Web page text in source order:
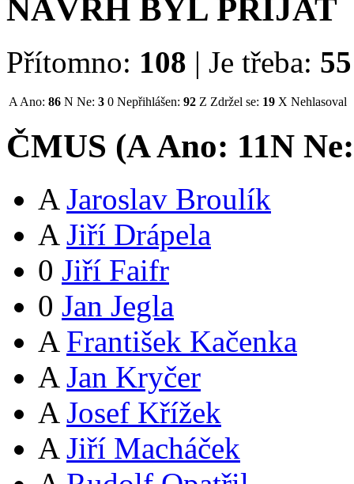
NÁVRH BYL PŘIJAT
Přítomno: 108 | Je třeba: 55
A Ano: 86 N Ne: 3 0 Nepřihlášen: 92 Z Zdržel se: 19 X Nehlasoval
ČMUS (AAno: 11N
A Jaroslav Broulík
A Jiří Drápela
0 Jiří Faifr
0 Jan Jegla
A František Kačenka
A Jan Kryčer
A Josef Křížek
A Jiří Macháček